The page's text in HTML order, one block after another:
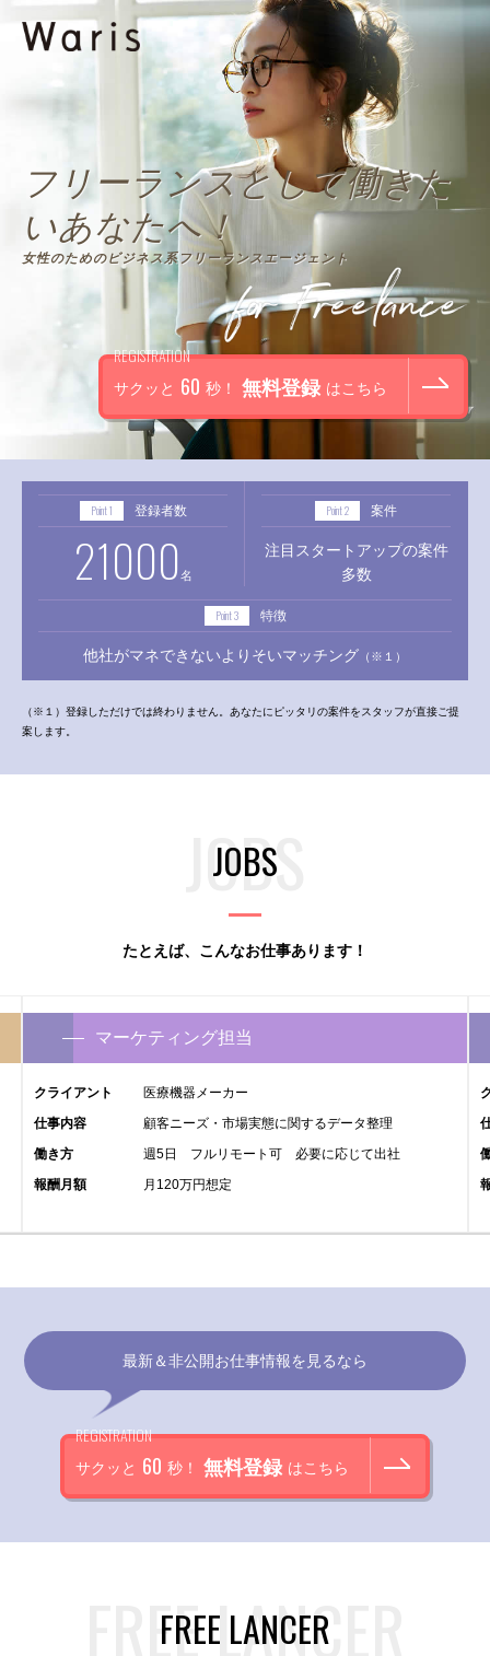
フリーランスとして働きた
いあなたへ！
女性のためのビジネス系フリーランスエージェント
REGISTRATION
サクッと 60 秒！ 無料登録 はこちら
Point 1 登録者数
21000 名
Point 2 案件
注目スタートアップの案件
多数
Point 3 特徴
他社がマネできないよりそいマッチング （※１）
（※１）登録しただけでは終わりません。あなたにピッタリの案件をスタッフが直接ご提
案します。
JOBS
たとえば、こんなお仕事あります！
マーケティング担当
クライアント
医療機器メーカー
仕事内容
顧客ニーズ・市場実態に関するデータ整理
働き方
週5日 フルリモート可 必要に応じて出社
報酬月額
月120万円想定
最新＆非公開お仕事情報を見るなら
REGISTRATION
サクッと 60 秒！ 無料登録 はこちら
FREE LANCER